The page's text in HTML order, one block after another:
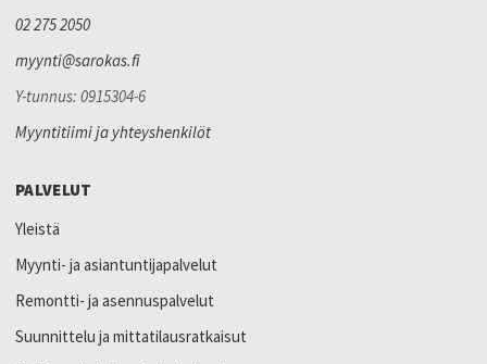
02 275 2050
myynti@sarokas.fi
Y-tunnus: 0915304-6
Myyntitiimi ja yhteyshenkilöt
PALVELUT
Yleistä
Myynti- ja asiantuntijapalvelut
Remontti- ja asennuspalvelut
Suunnittelu ja mittatilausratkaisut